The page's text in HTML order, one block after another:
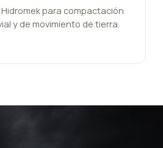
para compactación
y de movimiento de tierra.